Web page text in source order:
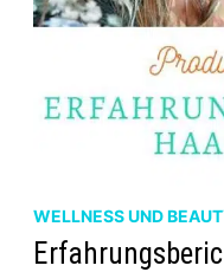
WELLNESS UND